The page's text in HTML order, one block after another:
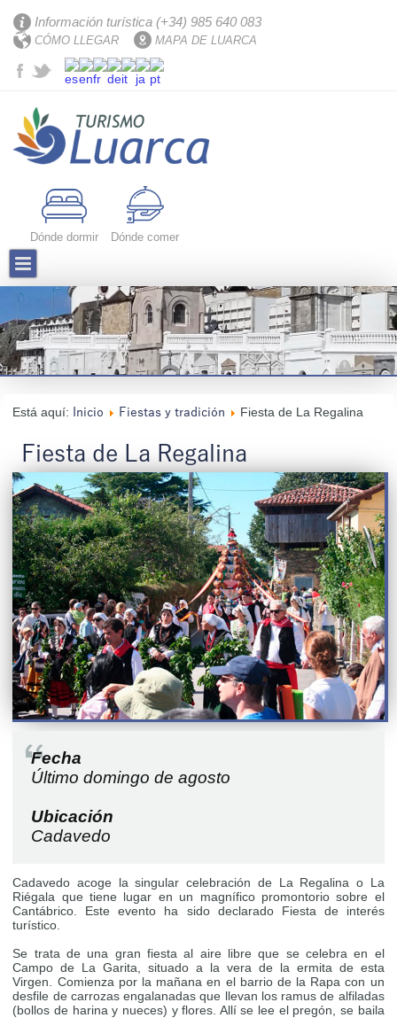
Información turística (+34) 985 640 083
CÓMO LLEGAR MAPA DE LUARCA
Dónde dormir Dónde comer
Está aquí: Inicio Fiestas y tradición Fiesta de La Regalina
Fiesta de La Regalina
Fecha
Último domingo de agosto
Ubicación
Cadavedo
Cadavedo acoge la singular celebración de La Regalina o La
Riégala que tiene lugar en un magnífico promontorio sobre el
Cantábrico. Este evento ha sido declarado Fiesta de interés
turístico.
Se trata de una gran fiesta al aire libre que se celebra en el
Campo de La Garita, situado a la vera de la ermita de esta
Virgen. Comienza por la mañana en el barrio de la Rapa con un
desfile de carrozas engalanadas que llevan los ramus de alfiladas
(bollos de harina y nueces) y flores. Allí se lee el pregón, se baila